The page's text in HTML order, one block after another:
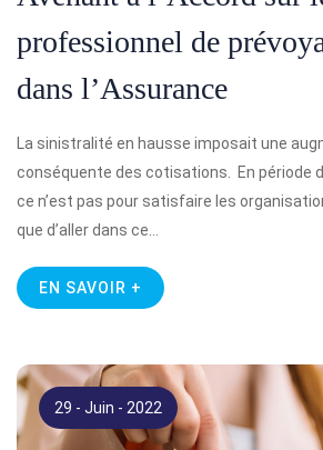
professionnel de
dans l’Assurance
La sinistralité en hausse imposait une
conséquente des cotisations. En période
ce n’est pas pour satisfaire les
que d’aller dans ce…
EN SAVOIR +
29 - Juin - 2022